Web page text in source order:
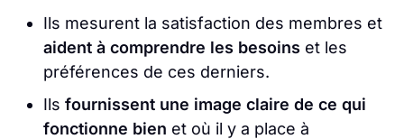
Ils mesurent la satisfaction des membres et
aident à comprendre les besoins et les
préférences de ces derniers.
Ils fournissent une image claire de ce qui
fonctionne bien et où il y a place à